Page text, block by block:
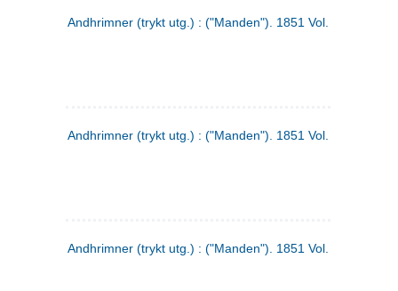
Andhrimner (trykt utg.) : ("Manden"). 1851 Vol. 2 Nr. 1
Andhrimner (trykt utg.) : ("Manden"). 1851 Vol. 1 Nr. 10
Andhrimner (trykt utg.) : ("Manden"). 1851 Vol. 1 Nr. 3